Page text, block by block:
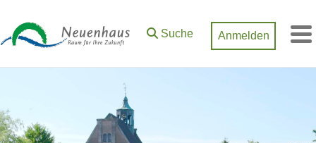
Suche Anmelden